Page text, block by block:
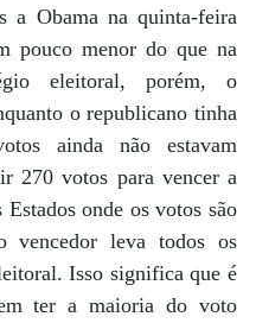
a Obama na quinta-feira
pouco menor do que na
eleitoral, porém, o
o republicano tinha
ainda não estavam
270 votos para vencer a
onde os votos são
vencedor leva todos os
Isso significa que é
ter a maioria do voto